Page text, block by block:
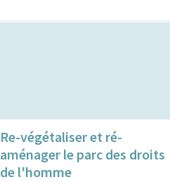
Re-végétaliser et ré-
aménager le parc des droits
de l'homme